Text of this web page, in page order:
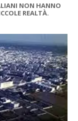
NON HANNO
REALTÀ.